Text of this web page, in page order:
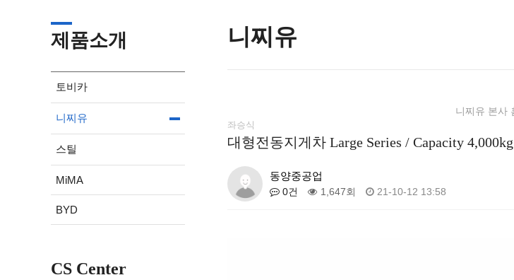
제품소개
토비카
니찌유
스틸
MiMA
BYD
CS Center
니찌유
니찌유 본사
좌승식
대형전동지게차 Large Series / Capacity
동양중공업
0건 1,647회 21-10-12 13:58